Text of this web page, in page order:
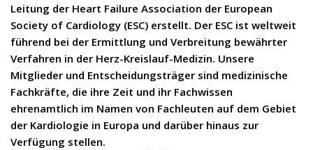
Leitung der Heart Failure Association der European
Society of Cardiology (ESC) erstellt. Der ESC ist weltweit
führend bei der Ermittlung und Verbreitung bewährter
Verfahren in der Herz-Kreislauf-Medizin. Unsere
Mitglieder und Entscheidungsträger sind medizinische
Fachkräfte, die ihre Zeit und ihr Fachwissen
ehrenamtlich im Namen von Fachleuten auf dem Gebiet
der Kardiologie in Europa und darüber hinaus zur
Verfügung stellen.